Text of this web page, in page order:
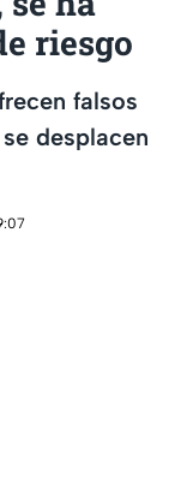
riesgo
falsos
desplacen